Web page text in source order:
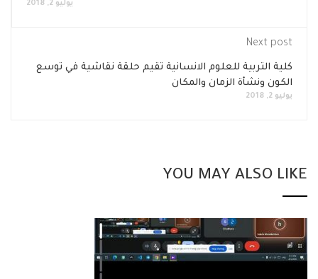
يوليو 2, 2018
Next post
كلية التربية للعلوم الانسانية تقيم حلقة نقاشية في توسع
الكون ونشأة الزمان والمكان
يوليو 2, 2018
YOU MAY ALSO LIKE